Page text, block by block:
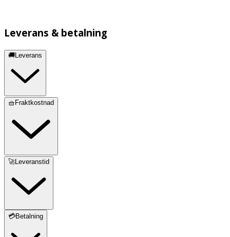
Leverans & betalning
🚚Leverans
🧺Fraktkostnad
🚀Leveranstid
💳Betalning